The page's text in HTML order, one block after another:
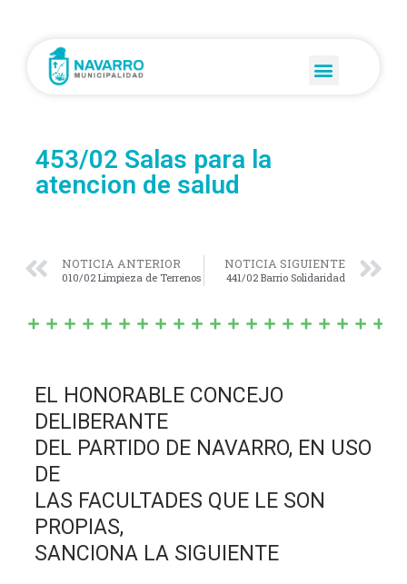
453/02 Salas para la
atencion de salud
NOTICIA ANTERIOR
010/02 Limpieza de Terrenos
NOTICIA SIGUIENTE
441/02 Barrio Solidaridad
EL HONORABLE CONCEJO
DELIBERANTE
DEL PARTIDO DE NAVARRO, EN USO
DE
LAS FACULTADES QUE LE SON
PROPIAS,
SANCIONA LA SIGUIENTE